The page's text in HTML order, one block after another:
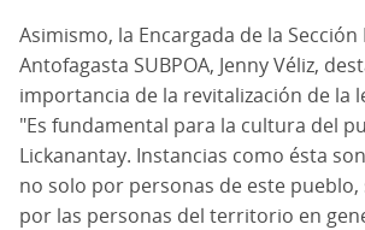
Asimismo, la Encargada de la Sección
Antofagasta SUBPOA, Jenny Véliz,
importancia de la revitalización de la
"Es fundamental para la cultura del
Lickanantay. Instancias como ésta
no solo por personas de este
por las personas del territorio en